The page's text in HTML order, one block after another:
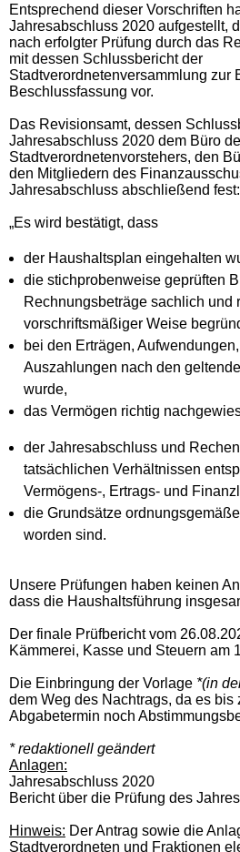
Entsprechend dieser Vorschriften
Jahresabschluss 2020 aufgestellt,
nach erfolgter Prüfung durch das
mit dessen Schlussbericht der
Stadtverordnetenversammlung zur
Beschlussfassung vor.
Das Revisionsamt, dessen
Jahresabschluss 2020 dem Büro
Stadtverordnetenvorstehers, den
den Mitgliedern des
Jahresabschluss abschließend fest:
„Es wird bestätigt, dass
der Haushaltsplan eingehalten
die stichprobenweise geprüften
Rechnungsbeträge sachlich und
vorschriftsmäßiger Weise
bei den Erträgen,
Auszahlungen nach den
wurde,
das Vermögen richtig
der Jahresabschluss und
tatsächlichen Verhältnissen
Vermögens-, Ertrags- und
die Grundsätze
worden sind.
Unsere Prüfungen haben keinen
dass die Haushaltsführung
Der finale Prüfbericht vom
Kämmerei, Kasse und Steuern am
Die Einbringung der Vorlage *(in
dem Weg des Nachtrags, da es bis
Abgabetermin noch
* redaktionell geändert
Anlagen:
Jahresabschluss 2020
Bericht über die Prüfung des
Hinweis: Der Antrag sowie die
Stadtverordneten und Fraktionen